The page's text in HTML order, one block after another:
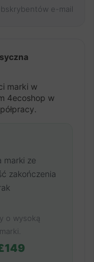
e-mail
marki w
4ecoshop w
marki ze
zakończenia
o wysoką